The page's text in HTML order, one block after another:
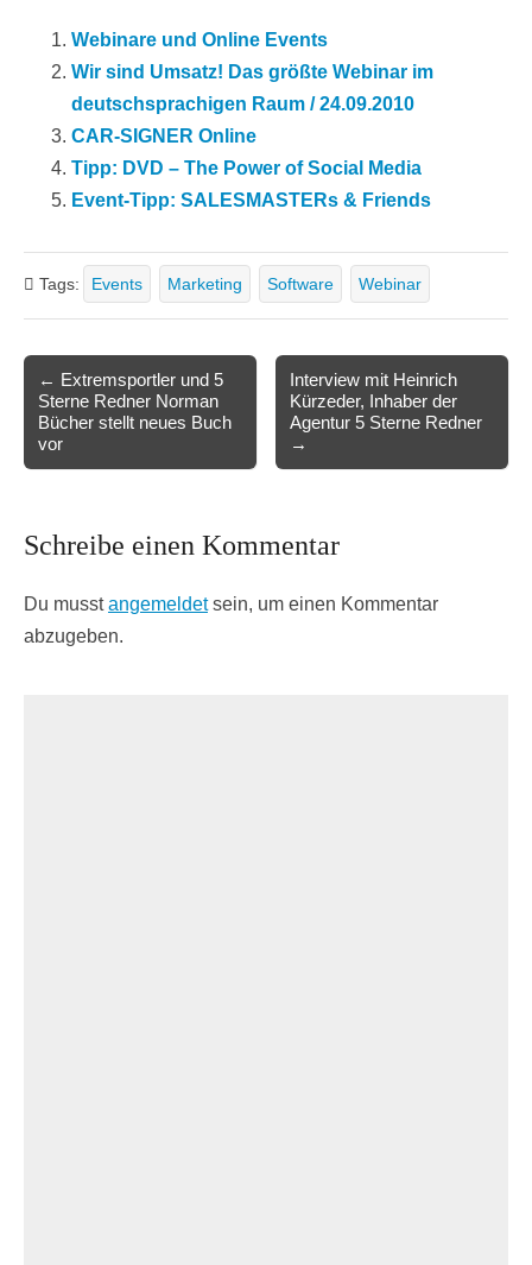
Webinare und Online Events
Wir sind Umsatz! Das größte Webinar im
deutschsprachigen Raum / 24.09.2010
CAR-SIGNER Online
Tipp: DVD – The Power of Social Media
Event-Tipp: SALESMASTERs & Friends
Tags: Events Marketing Software Webinar
navigation
← Extremsportler und 5
Sterne Redner Norman
Bücher stellt neues Buch
vor
Interview mit Heinrich
Kürzeder, Inhaber der
Agentur 5 Sterne Redner
→
Schreibe einen Kommentar
Du musstangemeldetsein, um einen Kommentar
abzugeben.